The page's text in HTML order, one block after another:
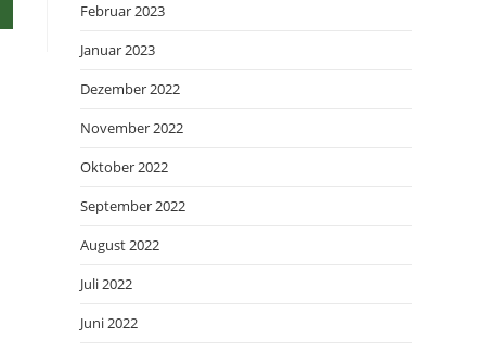
Februar 2023
Januar 2023
Dezember 2022
November 2022
Oktober 2022
September 2022
August 2022
Juli 2022
Juni 2022